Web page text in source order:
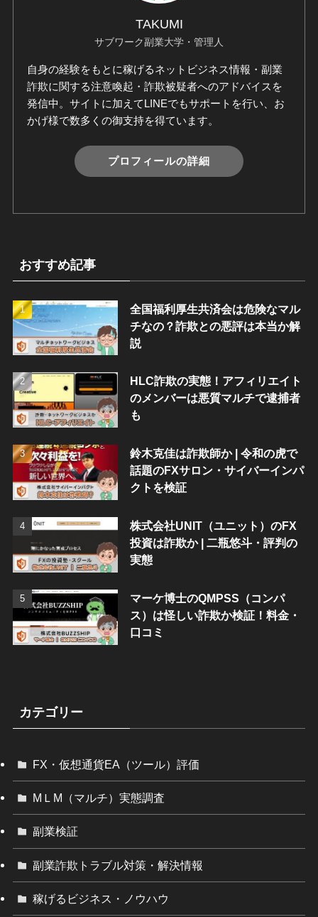
TAKUMI
サブワーク副業大学・管理人
自身の経験をもとに稼げるネットビジネス情報・副業
詐欺に関する注意喚起・詐欺被疑者へのアドバイスを
発信中。サイトに加えてLINEでもサポートを行い、お
かげ様で数多くの御支持を得ています。
プロフィールの詳細
おすすめ記事
全国福利厚生共済会は危険なマル
チなの？詐欺との悪評は本当か解
説
HLC詐欺の実態！アフィリエイト
のメンバーは悪質マルチで逮捕者
も
鈴木克佳は詐欺師か | 令和の虎で
話題のFXサロン・サイバーインパ
クトを検証
株式会社UNIT（ユニット）のFX
投資は詐欺か | 二瓶悠斗・評判の
実態
マーケ博士のQMPSS（コンパ
ス）は怪しい詐欺か検証！料金・
口コミ
カテゴリー
FX・仮想通貨EA（ツール）評価
МＬМ（マルチ）実態調査
副業検証
副業詐欺トラブル対策・解決情報
稼げるビジネス・ノウハウ